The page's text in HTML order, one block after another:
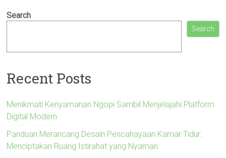
Search
Search
Recent Posts
Menikmati Kenyamanan Ngopi Sambil Menjelajahi Platform
Digital Modern
Panduan Merancang Desain Pencahayaan Kamar Tidur:
Menciptakan Ruang Istirahat yang Nyaman